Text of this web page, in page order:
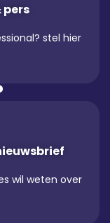
pers
stel hier
wil weten over